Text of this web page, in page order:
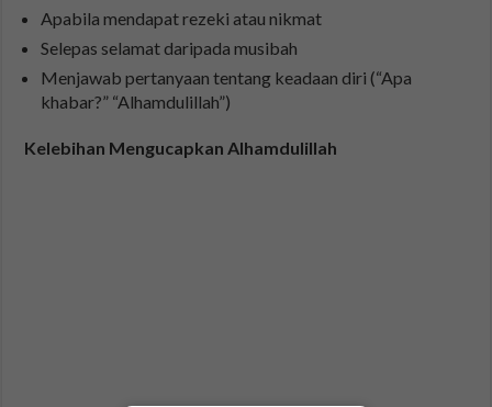
Apabila mendapat rezeki atau nikmat
Selepas selamat daripada musibah
Menjawab pertanyaan tentang keadaan diri (“Apa
khabar?” “Alhamdulillah”)
Kelebihan Mengucapkan Alhamdulillah